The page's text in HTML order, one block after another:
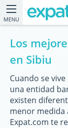
MENU
Los
en Sibiu
Cuando se
una entidad
existen
menor medida
Expat.com te